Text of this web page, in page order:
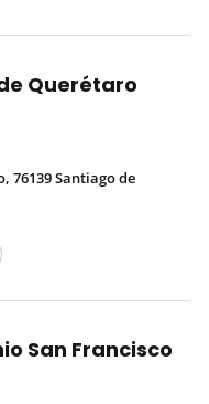
Querétaro
76139 Santiago de
San Francisco